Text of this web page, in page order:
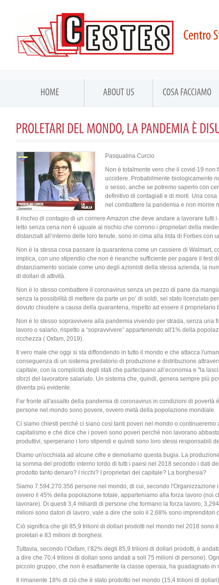
Pasqualina Curcio
Non è totalmente vero che il covid-19 non
uccidere. Probabilmente biologicamente
o sesso, anche se potremo saperlo con
definitivo di contagiati e di morti. Una
nel combattere la pandemia e non morire
Il rischio di contagio di un corriere Amazon che deve andare a lavorare
letto senza cena non è uguale al rischio che corrono i proprietari della
distanziati all’interno delle loro tenute, sono in cima alla lista di Forbes con
Non è la stessa cosa passare la quarantena come un cassiere di Walmart,
implica, con uno stipendio che non è neanche sufficiente per pagare il test
distanziamento sociale come uno degli azionisti della stessa azienda, la
di dollari di attività.
Non è lo stesso combattere il coronavirus senza un pezzo di pane da
senza la possibilità di mettere da parte un po’ di soldi, sei stato licenziato
dovuto chiudere a causa della quarantena, rispetto ad essere il proprietario
Non è lo stesso sopravvivere alla pandemia vivendo per strada, senza una
lavoro o salario, rispetto a “sopravvivere” appartenendo all'1% della
ricchezza ( Oxfam, 2019).
Il vero male che oggi si sta diffondendo in tutto il mondo e che attacca
conseguenza di un sistema predatorio di produzione e distribuzione
capitale, con la complicità degli stati che partecipano all’economia e "la
sforzi del lavoratore salariato. Un sistema che, quindi, genera sempre più
diventa più evidente.
Far fronte all'assalto della pandemia di coronavirus in condizioni di povertà
persone nel mondo sono povere, ovvero metà della popolazione mondiale.
Ci siamo chiesti perché ci siano così tanti poveri nel mondo o
capitalismo e che dice che i poveri sono poveri perché non lavorano
produttivi, sperperano i loro stipendi e quindi sono loro stessi responsabili
Diamo un'occhiata ad alcune cifre e demoliamo questa bugia. La
la somma del prodotto interno lordo di tutti i paesi nel 2018 secondo i dati
prodotto tanto denaro? I ricchi? I proprietari del capitale? La borghesia?
Siamo 7.594.270.356 persone nel mondo, di cui, secondo
ovvero il 45% della popolazione totale, apparteniamo alla forza lavoro (noi
lavorare). Di questi 3,4 miliardi di persone che formano la forza lavoro,
milioni sono datori di lavoro, vale a dire che solo il 2,68% sono imprenditori
Ciò significa che gli 85,9 trilioni di dollari prodotti nel mondo nel 2018 sono
proletari e 83 milioni di borghesi.
Tuttavia, secondo l’Oxfam, l’82% degli 85,9 trilioni di dollari prodotti, è
a dire che 70,4 trilioni di dollari sono andati a soli 75 milioni di persone).
piccolo gruppo, che non è esattamente la classe operaia, ha guadagnato
Il rimanente 18% di ciò che è stato prodotto nel mondo (15,4 trilioni di